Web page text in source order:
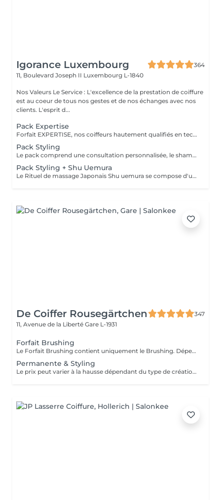
Igorance Luxembourg
364
11, Boulevard Joseph II Luxembourg L-1840
Nos Valeurs Le Service : L'excellence de la prestation de coiffure
est au coeur de tous nos gestes et de nos échanges avec nos
clients. L'esprit d...
Pack Expertise
Forfait EXPERTISE, nos coiffeurs hautement qualifiés en technique anglo-saxonne, en formation continu et diplômés d’une académie anglaise à Paris. Vous offre une séance d’une heure avec votre coach en suivi beauté. Ce pack inclus : 1 h de prestation Un diagnostique personnalisé Shampoing spécifique Haircare Conditioner spécifique Produit de coiffage Coupe Styling Produit de finition
Pack Styling
Le pack comprend une consultation personnalisée, le shampooing et le conditionneur spécifiques REDKEN , le séchage et les produits de styling REDKEN * Tarifs à titre indicatifs à confirmer après la consultation personnalisée établit auprès de votre coiffeur/stylist/spécialiste * La direction se réserve le droit d’apporter des modifications pour le bon fonctionnement du salon
Pack Styling + Shu Uemura
Le Rituel de massage Japonais Shu uemura se compose d'un shampooing et d'un soin d'une durée de 30 minutes pour une relaxation une une réparation intense du cheveu et ensuite le pack styling
De Coiffer Rousegärtchen
347
11, Avenue de la Liberté Gare L-1931
Forfait Brushing
Le Forfait Brushing contient uniquement le Brushing. Dépendant de la longueur des cheveux, le prix peut varier. En cas de questions veuillez appeler au +352 27 70 21 25.
Permanente & Styling
Le prix peut varier à la hausse dépendant du type de création finalement réalisée.